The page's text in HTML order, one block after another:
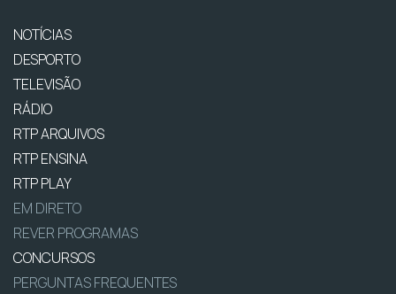
NOTÍCIAS
DESPORTO
TELEVISÃO
RÁDIO
RTP ARQUIVOS
RTP ENSINA
RTP PLAY
EM DIRETO
REVER PROGRAMAS
CONCURSOS
PERGUNTAS FREQUENTES